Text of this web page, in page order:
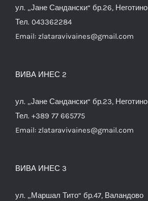
ул. „Јане Сандански“ бр.26, Неготино
Тел. 043362284
Email: zlataravivaines@gmail.com
ВИВА ИНЕС 2
ул. „Јане Сандански“ бр.23, Неготино
Тел. +389 77 665775
Email: zlataravivaines@gmail.com
ВИВА ИНЕС 3
ул. „Маршал Тито“ бр.47, Валандово